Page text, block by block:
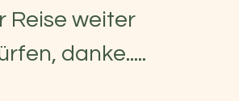
Reise weiter
danke.....